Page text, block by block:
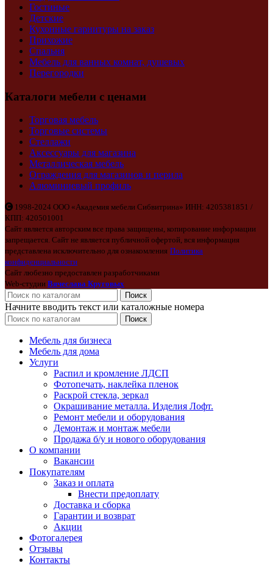
Гостиные
Детские
Кухонные гарнитуры на заказ
Прихожие
Спальня
Мебель для ванных комнат, душевых
Перегородки
Каталоги мебели с ценами
Торговая мебель
Торговые системы
Стеллажи
Аксессуары для магазина
Металлическая мебель
Ограждения для магазинов и перила
Алюминиевый профиль
1998-2024 ООО «Академия мебели Сибвитрина» ИНН: 4205381851 /
КПП: 420501001
Сайт является авторским все права защищены, копирование информации
запрещается. Сайт не является публичной офертой, вся информация
представлена исключительно для ознакомления Политика
конфиденциальности
Сайт любезно предоставлен разработчиками
Web-студии Вячеслава Круговых
Поиск
Начните вводить текст или каталожные номера
Поиск
Мебель для бизнеса
Мебель для дома
Услуги
Распил и кромление ЛДСП
Фотопечать, наклейка пленок
Раскрой стекла, зеркал
Окрашивание металла. Изделия Лофт.
Ремонт мебели и оборудования
Демонтаж и монтаж мебели
Продажа б/у и нового оборудования
О компании
Вакансии
Покупателям
Заказ и оплата
Внести предоплату
Доставка и сборка
Гарантии и возврат
Акции
Фотогалерея
Отзывы
Контакты